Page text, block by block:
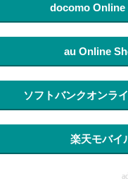
docomo Online
au Online
ソフトバンクオンラ
楽天モバイ